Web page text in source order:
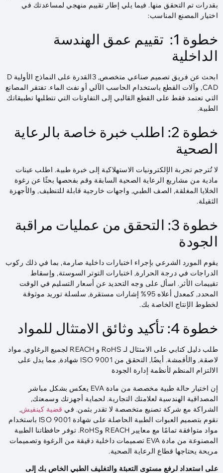
بقدرات تم التحقق منها. فيما يلي إطار تقييم منهجي لمساعدتك في
اختيار المصنع المناسب:
خطوة 1: تقييم عمق الهندسة
الداخلية
ابحث عن فريق تصميم صناعي متخصص, 3القدرة على النماذج الأولية D
CAD, وآلات القطع باستخدام الحاسب الآلي أو نفث الماء. تفتقر المصانع
التي تعتمد فقط على القطع القالبي إلى التفاوتات التي تتطلبها تطبيقاتك
الطبية.
خطوة 2: اطلب خبرة خاصة بالرعاية
الصحية
لا تُترجم تجربة الإلكترونيات الاستهلاكية إلى خبرة طبية. اطلب عينات
مادية من مشاريع الرعاية الصحية السابقة وقم بفحصها بحثًا عن رغوة
الخلايا المغلقة, الصف الطبي, واجهات خارجية قابلة للتنظيف, والأجهزة
الثقيلة.
خطوة 3: التحقق من عمليات مراقبة
الجودة
يقوم المورد الشرعي بإجراء اختبارات داخلية صارمة, بما في ذلك ركوب
الدراجات في درجة الحرارة, اختبارات التوتر السوستة, وإسقاط
تقييمات الأثر. اسأل على وجه التحديد عن أسعار التسليم في الوقت
المحدد, كمعدل أعلاه 95% إشارات مستقرة, سلسلة توريد موثوقة
لخطوط الإنتاج الخاصة بك.
خطوة 4: تأكيد وثائق الامتثال للمواد
طلب دليل كتابي على الامتثال لـ RoHS و REACH لجميع الرغاوي, مواد
لاصقة, والأقمشة. أيضًا, التحقق من ISO 9001 شهادة, مما يدل على
الالتزام المنظم لأنظمة إدارة الجودة
إن اختيار حالة طبية مخصصة من مادة EVA يعكس بشكل مباشر
المصداقية الهندسية لعلامتك التجارية. لحماية أجهزتك وسمعتك,
الشراكة مع شركة تصنيع متخصصة لا تقدر بثمن. في قضية كينفيش,
نقوم بتصميم العبوات الطبية الحاصلة على شهادة ISO 9001 باستخدام
مواد متوافقة تمامًا مع معايير REACH وRoHS. توفر حافظاتنا الطبية
المصنوعة من مادة EVA تصميمات داخلية دقيقة من الرغوة وتصميمات
مريحة يحتاجها قطاع الرعاية الصحية.
على استعداد لرفع مستوى التعبئة والتغليف الطبي الخاص بك إلى